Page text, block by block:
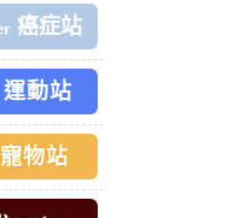
癌症站
運動站
寵物站